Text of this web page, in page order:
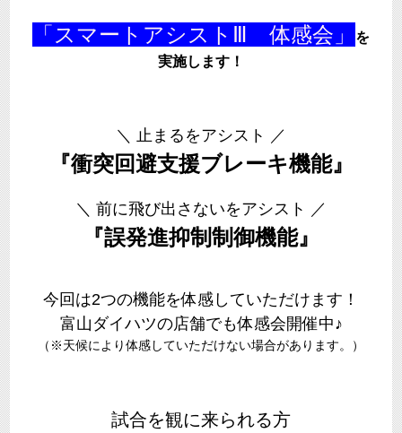
「スマートアシストⅢ 体感会」
を
実施します！
＼ 止まるをアシスト ／
『衝突回避支援ブレーキ機能』
＼ 前に飛び出さないをアシスト ／
『誤発進抑制制御機能』
今回は2つの機能を体感していただけます！
富山ダイハツの店舗でも体感会開催中♪
（※天候により体感していただけない場合があります。）
試合を観に来られる方